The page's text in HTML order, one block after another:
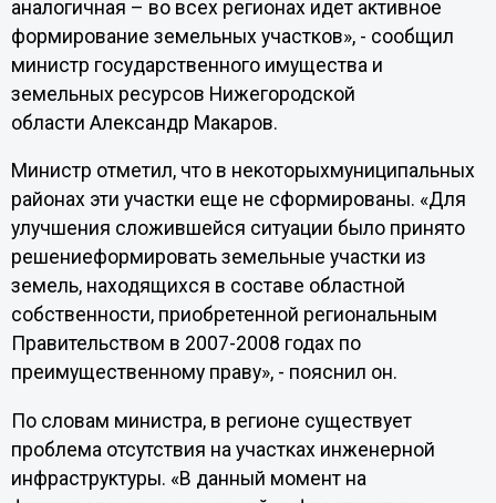
аналогичная – во всех регионах идет активное
формирование земельных участков», - сообщил
министр государственного имущества и
земельных ресурсов Нижегородской
области Александр Макаров.
Министр отметил, что в некоторыхмуниципальных
районах эти участки еще не сформированы. «Для
улучшения сложившейся ситуации было принято
решениеформировать земельные участки из
земель, находящихся в составе областной
собственности, приобретенной региональным
Правительством в 2007-2008 годах по
преимущественному праву», - пояснил он.
По словам министра, в регионе существует
проблема отсутствия на участках инженерной
инфраструктуры. «В данный момент на